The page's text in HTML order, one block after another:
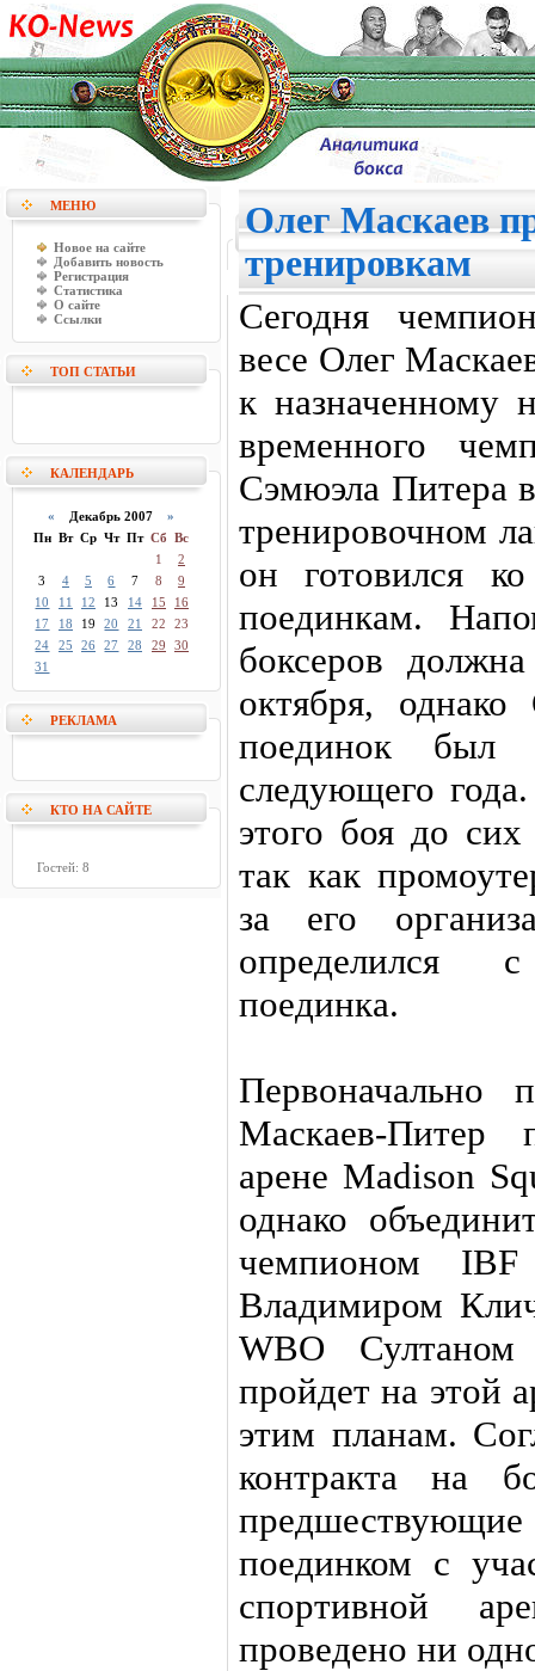
МЕНЮ
Новое на сайте
Добавить новость
Регистрация
Статистика
О сайте
Ссылки
ТОП СТАТЬИ
КАЛЕНДАРЬ
« Декабрь 2007 »
Пн Вт Ср Чт Пт Сб Вс
1
2
3
4 5 6 7 8
9
10
11 12 13 14 15
16
17
18 19 20 21 22
23
24
25 26 27 28 29
30
31
РЕКЛАМА
КТО НА САЙТЕ
Гостей: 8
Олег Маскаев
тренировкам
Сегодня
весе Олег
к назначенному
временного
Сэмюэла Питера
тренировочном
он готовился
поединкам.
боксеров
октября,
поединок был
следующего
этого боя до
так как
за его
определился
поединка.
Первоначально
Маскаев-Питер
арене Madison
однако
чемпионом
Владимиром
WBO
пройдет на этой
этим планам.
контракта на
поединком с
спортивной
проведено ни